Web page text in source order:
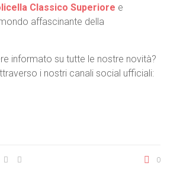
Classico Superiore e
affascinante della
informato su tutte le nostre novità?
i nostri canali social ufficiali:
0